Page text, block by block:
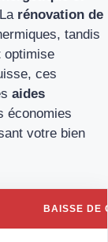
rénovation de
tandis
optimise
ces
aides
économies
votre bien
BAISSE DE